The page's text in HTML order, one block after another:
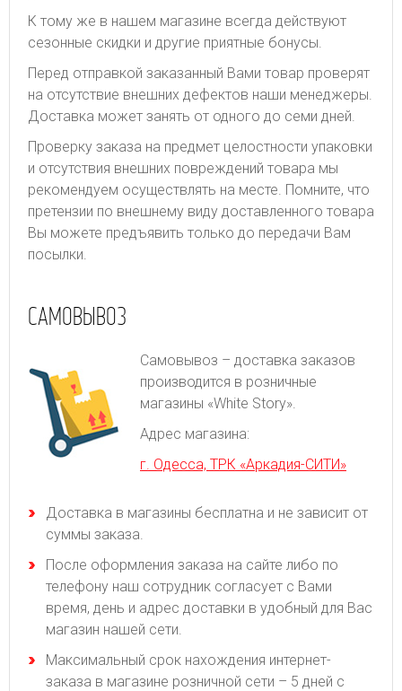
К тому же в нашем магазине всегда действуют
сезонные скидки и другие приятные бонусы.
Перед отправкой заказанный Вами товар проверят
на отсутствие внешних дефектов наши менеджеры.
Доставка может занять от одного до семи дней.
Проверку заказа на предмет целостности упаковки
и отсутствия внешних повреждений товара мы
рекомендуем осуществлять на месте. Помните, что
претензии по внешнему виду доставленного товара
Вы можете предъявить только до передачи Вам
посылки.
САМОВЫВОЗ
Самовывоз – доставка заказов
производится в розничные
магазины «White Story».
Адрес магазина:
г. Одесса, ТРК «Аркадия-СИТИ»
Доставка в магазины бесплатна и не зависит от
суммы заказа.
После оформления заказа на сайте либо по
телефону наш сотрудник согласует с Вами
время, день и адрес доставки в удобный для Вас
магазин нашей сети.
Максимальный срок нахождения интернет-
заказа в магазине розничной сети – 5 дней с